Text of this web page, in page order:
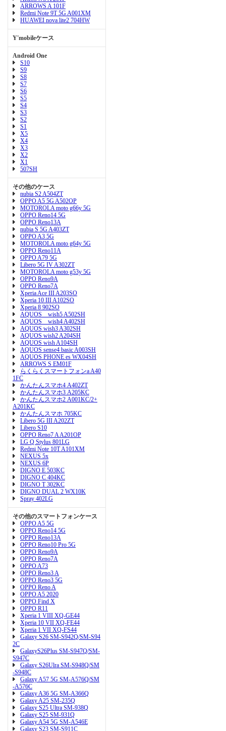
ARROWS A 101F
Redmi Note 9T 5G A001XM
HUAWEI nova lite2 704HW
Y'mobileケース
Android One
S10
S9
S8
S7
S6
S5
S4
S3
S2
S1
X5
X4
X3
X2
X1
507SH
その他のケース
nubia S2 A504ZT
OPPO A5 5G A502OP
MOTOROLA moto g66y 5G
OPPO Reno14 5G
OPPO Reno13A
nubia S 5G A403ZT
OPPO A3 5G
MOTOROLA moto g64y 5G
OPPO Reno11A
OPPO A79 5G
Libero 5G IV A302ZT
MOTOROLA moto g53y 5G
OPPO Reno9A
OPPO Reno7A
Xperia Ace III A203SO
Xperia 10 III A102SO
Xperia 8 902SO
AQUOS wish5 A502SH
AQUOS wish4 A402SH
AQUOS wish3 A302SH
AQUOS wish2 A204SH
AQUOS wish A104SH
AQUOS sense4 basic A003SH
AQUOS PHONE es WX04SH
ARROWS S EM01F
らくらくスマートフォンa A40
1FC
かんたんスマホ4 A402ZT
かんたんスマホ3 A205KC
かんたんスマホ2 A001KC/2+
A201KC
かんたんスマホ 705KC
Libero 5G III A202ZT
Libero S10
OPPO Reno7 A A201OP
LG Q Stylus 801LG
Redmi Note 10T A101XM
NEXUS 5x
NEXUS 6P
DIGNO E 503KC
DIGNO C 404KC
DIGNO T 302KC
DIGNO DUAL 2 WX10K
Spray 402LG
その他のスマートフォンケース
OPPO A5 5G
OPPO Reno14 5G
OPPO Reno13A
OPPO Reno10 Pro 5G
OPPO Reno9A
OPPO Reno7A
OPPO A73
OPPO Reno3 A
OPPO Reno3 5G
OPPO Reno A
OPPO A5 2020
OPPO Find X
OPPO R11
Xperia 1 VIII XQ-GE44
Xperia 10 VII XQ-FE44
Xperia 1 VII XQ-FS44
Galaxy S26 SM-S942Q/SM-S94
2C
GalaxyS26Plus SM-S947Q/SM-
S947C
Galaxy S26Ulra SM-S948Q/SM
-S948C
Galaxy A57 5G SM-A576Q/SM
-A576C
Galaxy A36 5G SM-A366Q
Galaxy A25 SM-235Q
Galaxy S25 Ultra SM-938Q
Galaxy S25 SM-931Q
Galaxy A54 5G SM-A546E
Galaxy S23 SM-S911C